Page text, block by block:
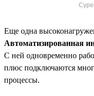
Еще одна
Автоматизированная
С ней одновременно
плюс подключаются
процессы.